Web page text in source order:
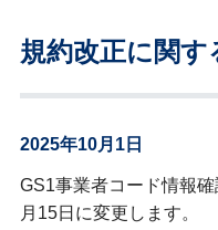
規約改正に関す
2025年10月1日
GS1事業者コード情報
月15日に変更します。